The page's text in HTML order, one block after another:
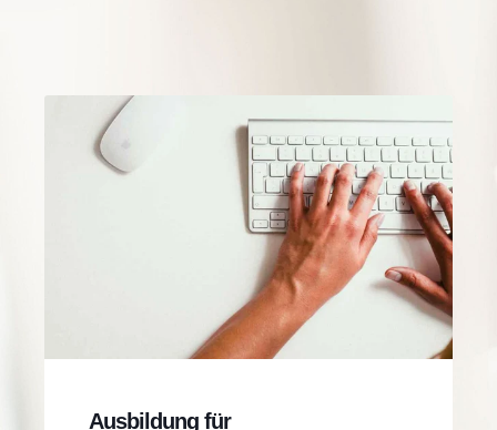
Ausbildung für